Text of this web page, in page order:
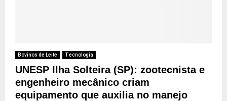
Bovinos de Leite Tecnologia
UNESP Ilha Solteira (SP): zootecnista e
engenheiro mecânico criam
equipamento que auxilia no manejo